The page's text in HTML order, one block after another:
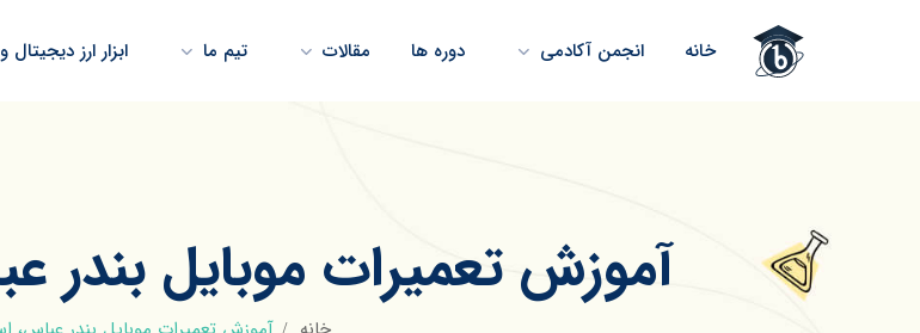
خانه انجمن آکادمی دوره ها مقالات تیم ما ابزار ارز
آموزش تعمیرات موبایل بندر